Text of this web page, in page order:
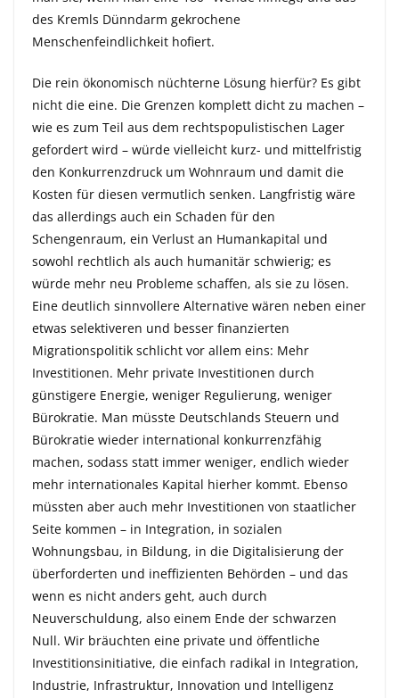
des Kremls Dünndarm gekrochene
Menschenfeindlichkeit hofiert.
Die rein ökonomisch nüchterne Lösung hierfür? Es gibt
nicht die eine. Die Grenzen komplett dicht zu machen –
wie es zum Teil aus dem rechtspopulistischen Lager
gefordert wird – würde vielleicht kurz- und mittelfristig
den Konkurrenzdruck um Wohnraum und damit die
Kosten für diesen vermutlich senken. Langfristig wäre
das allerdings auch ein Schaden für den
Schengenraum, ein Verlust an Humankapital und
sowohl rechtlich als auch humanitär schwierig; es
würde mehr neu Probleme schaffen, als sie zu lösen.
Eine deutlich sinnvollere Alternative wären neben einer
etwas selektiveren und besser finanzierten
Migrationspolitik schlicht vor allem eins: Mehr
Investitionen. Mehr private Investitionen durch
günstigere Energie, weniger Regulierung, weniger
Bürokratie. Man müsste Deutschlands Steuern und
Bürokratie wieder international konkurrenzfähig
machen, sodass statt immer weniger, endlich wieder
mehr internationales Kapital hierher kommt. Ebenso
müssten aber auch mehr Investitionen von staatlicher
Seite kommen – in Integration, in sozialen
Wohnungsbau, in Bildung, in die Digitalisierung der
überforderten und ineffizienten Behörden – und das
wenn es nicht anders geht, auch durch
Neuverschuldung, also einem Ende der schwarzen
Null. Wir bräuchten eine private und öffentliche
Investitionsinitiative, die einfach radikal in Integration,
Industrie, Infrastruktur, Innovation und Intelligenz